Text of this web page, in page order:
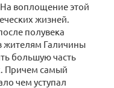
воплощение этой
жизней.
полувека
жителям Галичины
большую часть
Причем самый
чем уступал